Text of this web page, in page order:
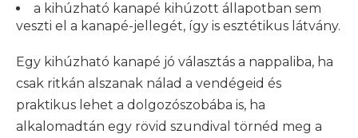
a kihúzható kanapé kihúzott állapotban sem
veszti el a kanapé-jellegét, így is esztétikus látvány.
Egy kihúzható kanapé jó választás a nappaliba, ha
csak ritkán alszanak nálad a vendégeid és
praktikus lehet a dolgozószobába is, ha
alkalomadtán egy rövid szundival törnéd meg a